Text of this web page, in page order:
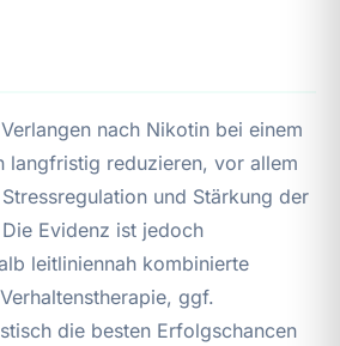
nach Nikotin bei einem
langfristig reduzieren, vor allem
und Stärkung der
Evidenz ist jedoch
leitliniennah kombinierte
ggf.
die besten Erfolgschancen